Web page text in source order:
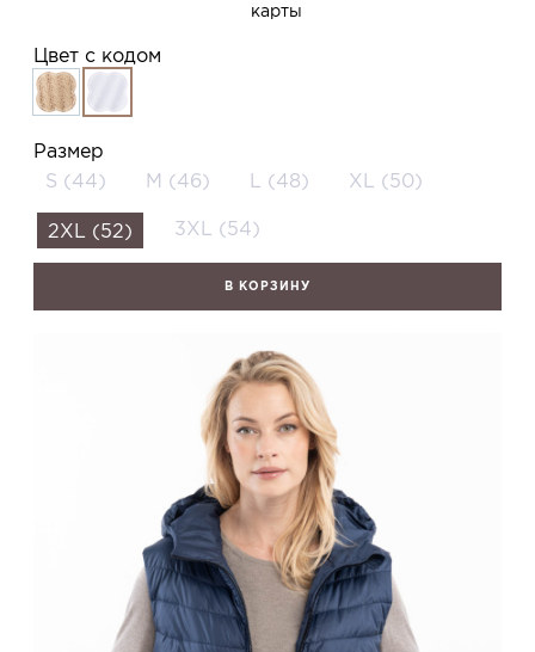
карты
Цвет с кодом
Размер
S (44)
M (46) L (48) XL (50)
2XL (52) 3XL (54)
В КОРЗИНУ